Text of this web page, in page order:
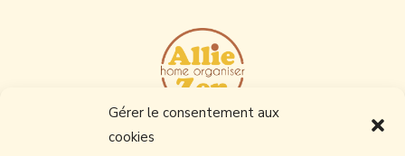
Gérer le consentement aux
cookies
Home Organiser à Flers,